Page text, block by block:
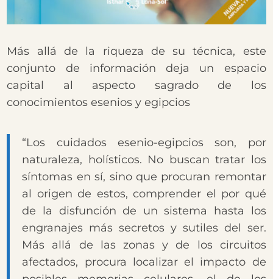
Más allá de la riqueza de su técnica, este
conjunto de información deja un espacio
capital al aspecto sagrado de los
conocimientos esenios y egipcios
“Los cuidados esenio-egipcios son, por
naturaleza, holísticos. No buscan tratar los
síntomas en sí, sino que procuran remontar
al origen de estos, comprender el por qué
de la disfunción de un sistema hasta los
engranajes más secretos y sutiles del ser.
Más allá de las zonas y de los circuitos
afectados, procura localizar el impacto de